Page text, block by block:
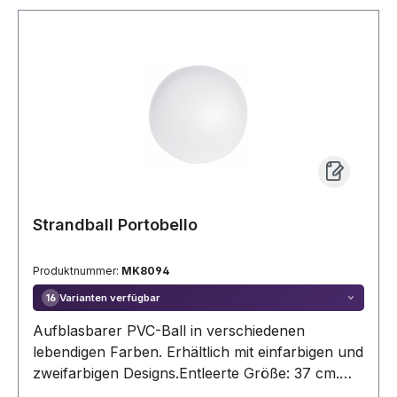
Strandball Portobello
Produktnummer: MK8094
16 Varianten verfügbar
Aufblasbarer PVC-Ball in verschiedenen
lebendigen Farben. Erhältlich mit einfarbigen und
zweifarbigen Designs.Entleerte Größe: 37 cm.